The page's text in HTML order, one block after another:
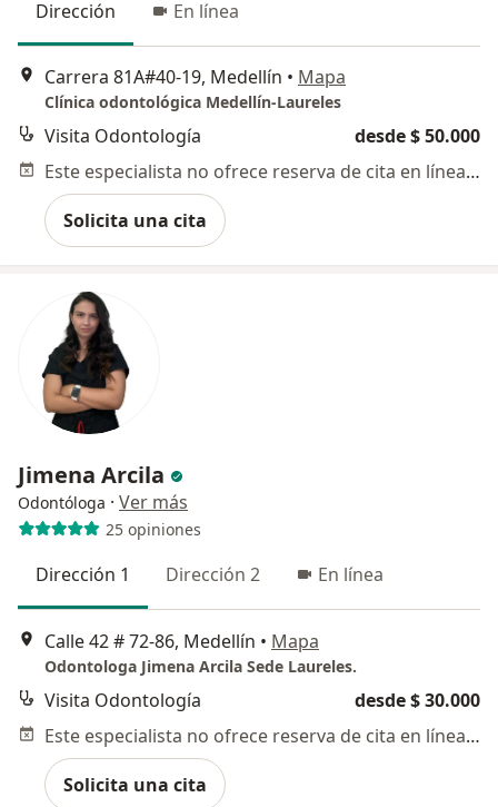
Dirección En línea
Carrera 81A#40-19, Medellín • Mapa
Clínica odontológica Medellín-Laureles
Visita Odontología
desde $ 50.000
Este especialista no ofrece reserva de cita en línea en esta dirección.
Solicita una cita
Jimena Arcila
Odontóloga · Ver más
25 opiniones
Dirección 1 Dirección 2 En línea
Calle 42 # 72-86, Medellín • Mapa
Odontologa Jimena Arcila Sede Laureles.
Visita Odontología
desde $ 30.000
Este especialista no ofrece reserva de cita en línea en esta dirección.
Solicita una cita